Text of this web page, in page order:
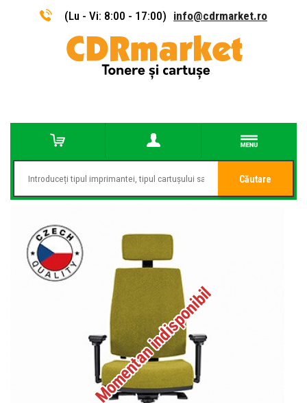
(Lu - Vi: 8:00 - 17:00) info@cdrmarket.ro
Căutare
Momentan indisponibil